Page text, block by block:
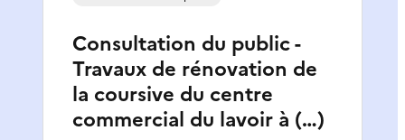
Consultation du public -
Travaux de rénovation de
la coursive du centre
commercial du lavoir à (…)